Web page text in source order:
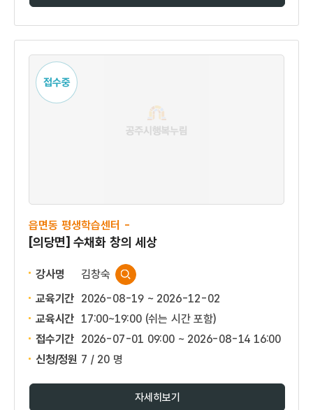
접수중
읍면동 평생학습센터 -
[의당면] 수채화 창의 세상
강사명
김창숙
교육기간 2026-08-19 ~ 2026-12-02
교육시간 17:00~19:00 (쉬는 시간 포함)
접수기간 2026-07-01 09:00 ~ 2026-08-14 16:00
신청/정원 7 / 20 명
자세히보기